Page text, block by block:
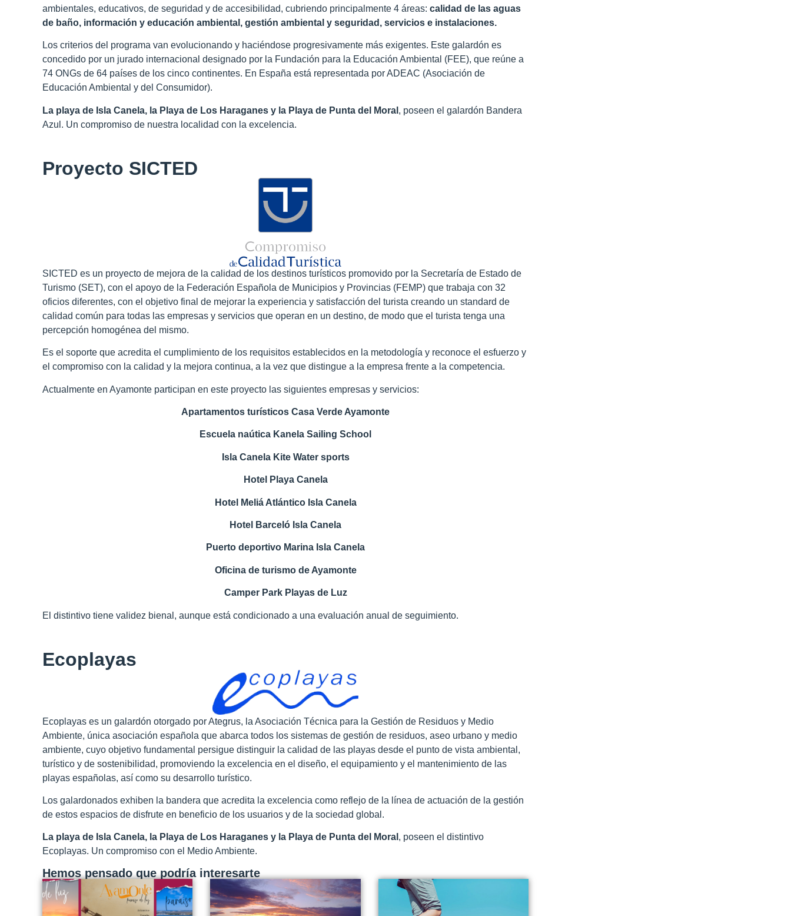
ambientales, educativos, de seguridad y de accesibilidad, cubriendo principalmente 4 áreas: calidad de las aguas
de baño, información y educación ambiental, gestión ambiental y seguridad, servicios e instalaciones.
Los criterios del programa van evolucionando y haciéndose progresivamente más exigentes. Este galardón es
concedido por un jurado internacional designado por la Fundación para la Educación Ambiental (FEE), que reúne a
74 ONGs de 64 países de los cinco continentes. En España está representada por ADEAC (Asociación de
Educación Ambiental y del Consumidor).
La playa de Isla Canela, la Playa de Los Haraganes y la Playa de Punta del Moral , poseen el galardón Bandera
Azul. Un compromiso de nuestra localidad con la excelencia.
Proyecto SICTED
SICTED es un proyecto de mejora de la calidad de los destinos turísticos promovido por la Secretaría de Estado de
Turismo (SET), con el apoyo de la Federación Española de Municipios y Provincias (FEMP) que trabaja con 32
oficios diferentes, con el objetivo final de mejorar la experiencia y satisfacción del turista creando un standard de
calidad común para todas las empresas y servicios que operan en un destino, de modo que el turista tenga una
percepción homogénea del mismo.
Es el soporte que acredita el cumplimiento de los requisitos establecidos en la metodología y reconoce el esfuerzo y
el compromiso con la calidad y la mejora continua, a la vez que distingue a la empresa frente a la competencia.
Actualmente en Ayamonte participan en este proyecto las siguientes empresas y servicios:
Apartamentos turísticos Casa Verde Ayamonte
Escuela naútica Kanela Sailing School
Isla Canela Kite Water sports
Hotel Playa Canela
Hotel Meliá Atlántico Isla Canela
Hotel Barceló Isla Canela
Puerto deportivo Marina Isla Canela
Oficina de turismo de Ayamonte
Camper Park Playas de Luz
El distintivo tiene validez bienal, aunque está condicionado a una evaluación anual de seguimiento.
Ecoplayas
Ecoplayas es un galardón otorgado por Ategrus, la Asociación Técnica para la Gestión de Residuos y Medio
Ambiente, única asociación española que abarca todos los sistemas de gestión de residuos, aseo urbano y medio
ambiente, cuyo objetivo fundamental persigue distinguir la calidad de las playas desde el punto de vista ambiental,
turístico y de sostenibilidad, promoviendo la excelencia en el diseño, el equipamiento y el mantenimiento de las
playas españolas, así como su desarrollo turístico.
Los galardonados exhiben la bandera que acredita la excelencia como reflejo de la línea de actuación de la gestión
de estos espacios de disfrute en beneficio de los usuarios y de la sociedad global.
La playa de Isla Canela, la Playa de Los Haraganes y la Playa de Punta del Moral , poseen el distintivo
Ecoplayas. Un compromiso con el Medio Ambiente.
Hemos pensado que podría interesarte